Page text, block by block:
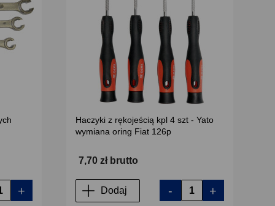
+
Haczyki z rękojeścią kpl 4 szt - Yato
wymiana oring Fiat 126p
7,70 zł brutto
Dodaj - +